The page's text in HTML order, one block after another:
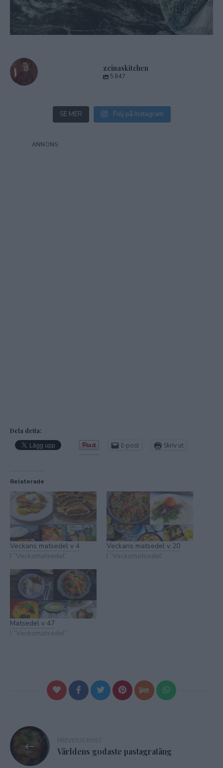
zeinaskitchen
5 847
SE MER Följ på Instagram
Dela detta:
E-post Skriv ut
Relaterade
Veckans matsedel v 4
I ”Veckomatsedel”
Veckans matsedel v 20
I ”Veckomatsedel”
Matsedel v 47
I ”Veckomatsedel”
Inläggsnavigering
Världens godaste pastagratäng